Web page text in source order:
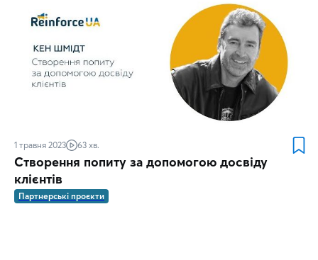
1 травня 2023 63 хв.
Створення попиту за допомогою досвіду
клієнтів
Партнерські проєкти